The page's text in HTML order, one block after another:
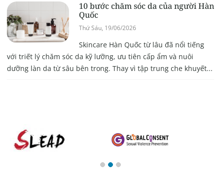
10 bước chăm sóc da của người Hàn
Quốc
Thứ Sáu, 19/06/2026
Skincare Hàn Quốc từ lâu đã nổi tiếng
với triết lý chăm sóc da kỹ lưỡng, ưu tiên cấp ẩm và nuôi
dưỡng làn da từ sâu bên trong. Thay vì tập trung che khuyết...